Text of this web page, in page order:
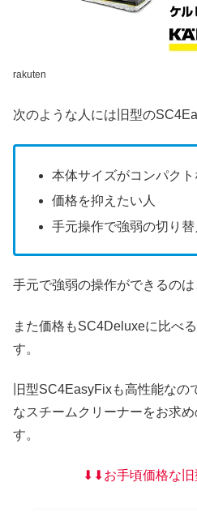
rakuten
次のような人には旧型の
本体サイズがコンパクト
価格を抑えたい人
手元操作で強弱の切り替
手元で強弱の操作ができるのは
また価格もSC4Deluxeに比べ
す。
旧型SC4EasyFixも高性能な
なスチームクリーナーをお求
す。
⬇︎⬇︎お手頃価格な